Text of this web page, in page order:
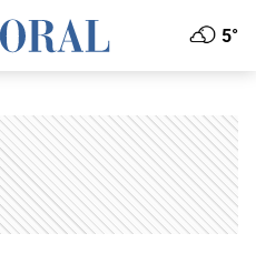
5°